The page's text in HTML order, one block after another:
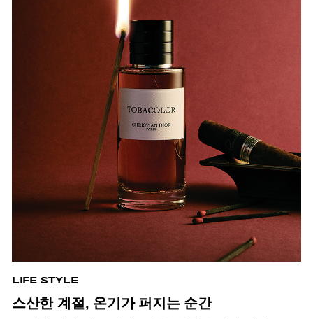
LIFE STYLE
스산한 계절, 온기가 퍼지는 순간